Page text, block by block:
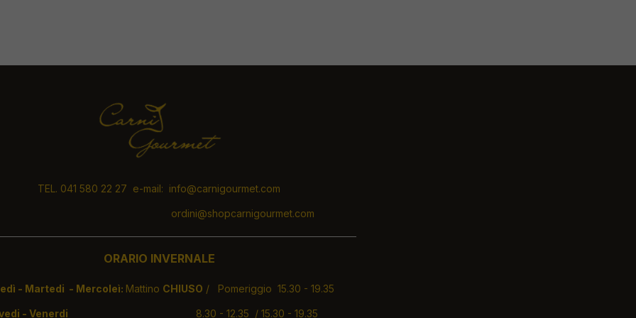
TEL. 041 580 22 27 e-mail: info@carnigourmet.com
ordini@shopcarnigourmet.com
ORARIO INVERNALE
- Martedi - Mercoleì: Mattino CHIUSO / Pomeriggio 15.30 - 19.35
- Venerdi 8.30 - 12.35 / 15.30 - 19.35